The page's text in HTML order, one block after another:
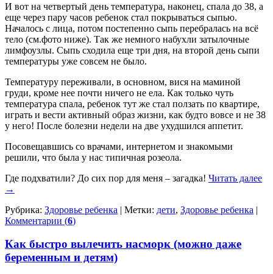
И вот на четвертый день температура, наконец, спала до 38, а
еще через пару часов ребенок стал покрываться сыпью.
Началось с лица, потом постепенно сыпь перебралась на всё
тело (см.фото ниже). Так же немного набухли затылочные
лимфоузлы. Сыпь сходила еще три дня, на второй день сыпи
температуры уже совсем не было.
Температуру переживали, в основном, вися на маминой
груди, кроме нее почти ничего не ела. Как только чуть
температура спала, ребенок тут же стал ползать по квартире,
играть и вести активный образ жизни, как будто вовсе и не 38
у него! После болезни недели на две ухудшился аппетит.
Посовещавшись со врачами, интернетом и знакомыми
решили, что была у нас типичная розеола.
Где подхватили? До сих пор для меня – загадка! Читать далее
→
Рубрика: Здоровье ребенка | Метки: дети, Здоровье ребенка |
Комментарии (6)
Как быстро вылечить насморк (можно даже
беременным и детям)